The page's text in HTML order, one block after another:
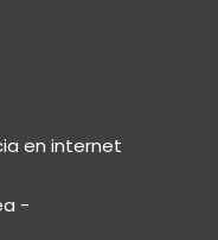
en internet